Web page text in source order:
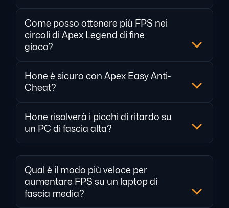
Come posso ottenere più FPS nei
circoli di Apex Legend di fine
gioco?
Hone è sicuro con Apex Easy Anti-
Cheat?
Hone risolverà i picchi di ritardo su
un PC di fascia alta?
Qual è il modo più veloce per
aumentare FPS su un laptop di
fascia media?